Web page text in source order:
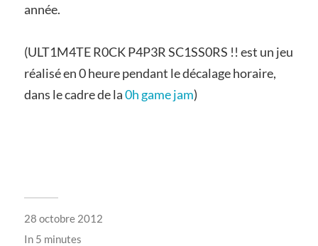
année.
(ULT1M4TE R0CK P4P3R SC1SS0RS !! est un jeu
réalisé en 0 heure pendant le décalage horaire,
dans le cadre de la0h game jam)
28 octobre 2012
In 5 minutes